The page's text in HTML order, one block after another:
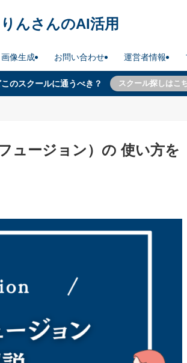
んさんのAI活用
画像生成 お問い合わせ 運営者情報
のスクールに通うべき？ スクール探しはこ
ュージョン）の 使い方を